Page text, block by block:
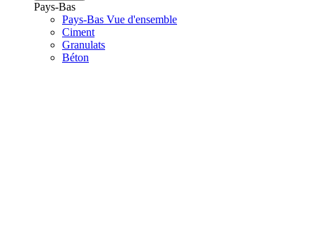
Pays-Bas
Pays-Bas Vue d'ensemble
Ciment
Granulats
Béton